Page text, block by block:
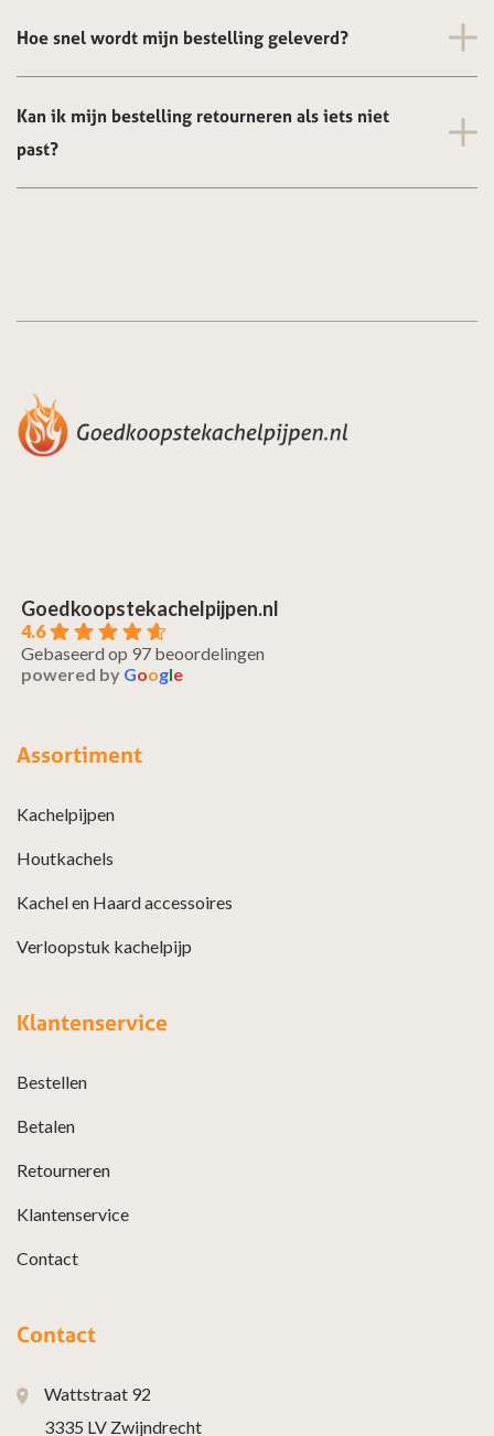
Hoe snel wordt mijn bestelling geleverd?
Kan ik mijn bestelling retourneren als iets niet
past?
Goedkoopstekachelpijpen.nl
4.6
Gebaseerd op 97 beoordelingen
powered by Google
Assortiment
Kachelpijpen
Houtkachels
Kachel en Haard accessoires
Verloopstuk kachelpijp
Klantenservice
Bestellen
Betalen
Retourneren
Klantenservice
Contact
Contact
Wattstraat 92
3335 LV Zwijndrecht